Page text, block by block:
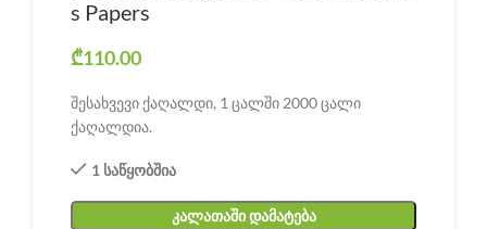
s Papers
₾110.00
შესახვევი ქაღალდი, 1 ცალში 2000 ცალი
ქაღალდია.
1 საწყობშია
ᲙᲐᲚᲐᲗᲐᲨᲘ ᲓᲐᲛᲐᲢᲔᲑᲐ